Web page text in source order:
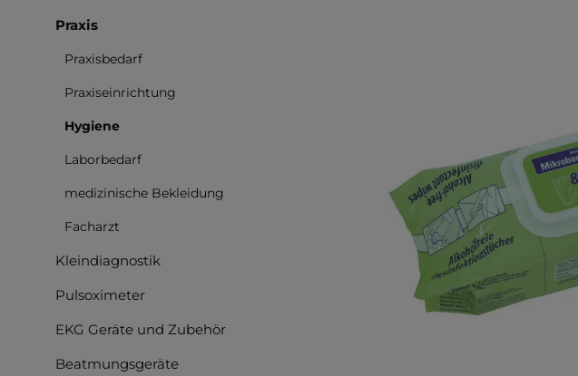
Praxis
Praxisbedarf
Praxiseinrichtung
Hygiene
Laborbedarf
medizinische Bekleidung
Facharzt
Kleindiagnostik
Pulsoximeter
EKG Geräte und Zubehör
Beatmungsgeräte